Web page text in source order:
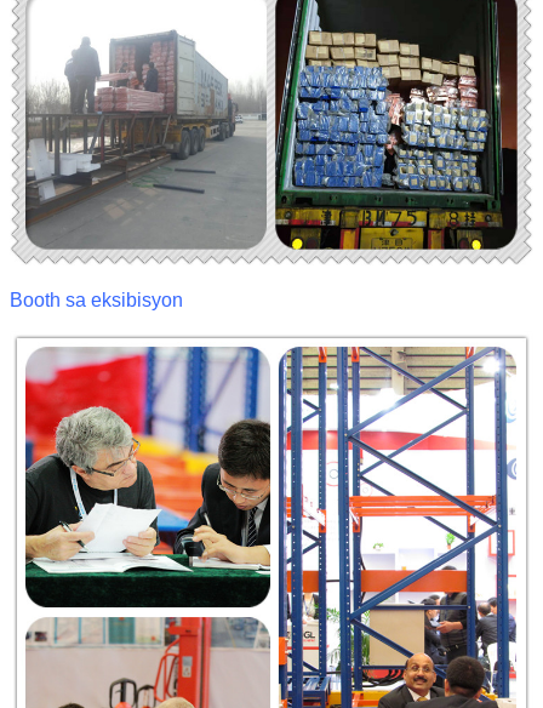
Booth sa eksibisyon